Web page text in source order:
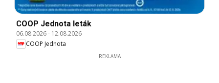
COOP Jednota leták
06.08.2026- 12.08.2026
COOP Jednota
REKLAMA